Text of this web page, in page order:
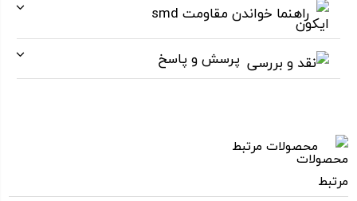
راهنما خواندن مقاومت smd
پرسش و پاسخ
محصولات مرتبط